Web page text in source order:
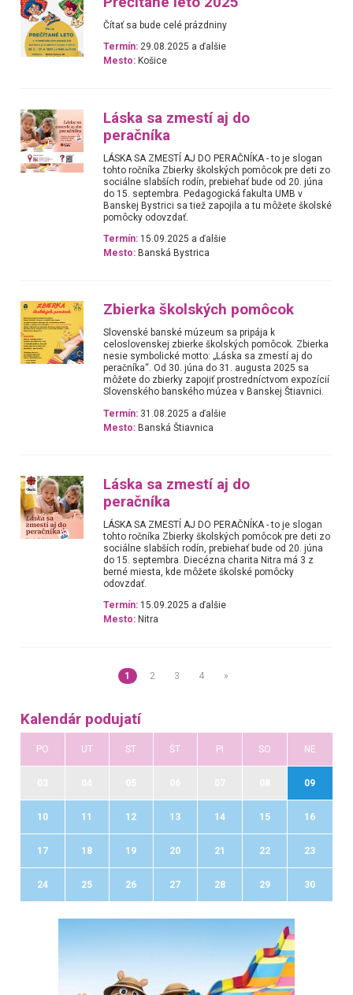
Čítať sa bude celé prázdniny
Termín: 29.08.2025 a ďalšie
Mesto: Košice
Láska sa zmestí aj do
peračníka
LÁSKA SA ZMESTÍ AJ DO PERAČNÍKA - to je slogan
tohto ročníka Zbierky školských pomôcok pre deti zo
sociálne slabších rodín, prebiehať bude od 20. júna
do 15. septembra. Pedagogická fakulta UMB v
Banskej Bystrici sa tiež zapojila a tu môžete školské
pomôcky odovzdať.
Termín: 15.09.2025 a ďalšie
Mesto: Banská Bystrica
Zbierka školských pomôcok
Slovenské banské múzeum sa pripája k
celoslovenskej zbierke školských pomôcok. Zbierka
nesie symbolické motto: „Láska sa zmestí aj do
peračníka“. Od 30. júna do 31. augusta 2025 sa
môžete do zbierky zapojiť prostredníctvom expozícií
Slovenského banského múzea v Banskej Štiavnici.
Termín: 31.08.2025 a ďalšie
Mesto: Banská Štiavnica
Láska sa zmestí aj do
peračníka
LÁSKA SA ZMESTÍ AJ DO PERAČNÍKA - to je slogan
tohto ročníka Zbierky školských pomôcok pre deti zo
sociálne slabších rodín, prebiehať bude od 20. júna
do 15. septembra. Diecézna charita Nitra má 3 z
berné miesta, kde môžete školské pomôcky
odovzdať.
Termín: 15.09.2025 a ďalšie
Mesto: Nitra
1 2 3 4 »
Kalendár podujatí
PO UT ST ŠT PI SO NE
09
10 11 12 13 14 15 16
17 18 19 20 21 22 23
24 25 26 27 28 29 30